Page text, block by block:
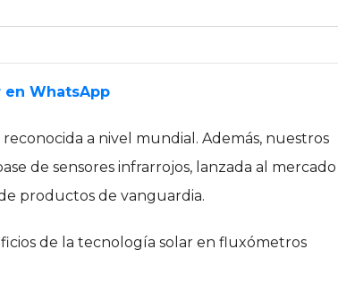
en WhatsApp
a nivel mundial. Además, nuestros
de sensores infrarrojos, lanzada al mercado
productos de vanguardia.
de la tecnología solar en fluxómetros